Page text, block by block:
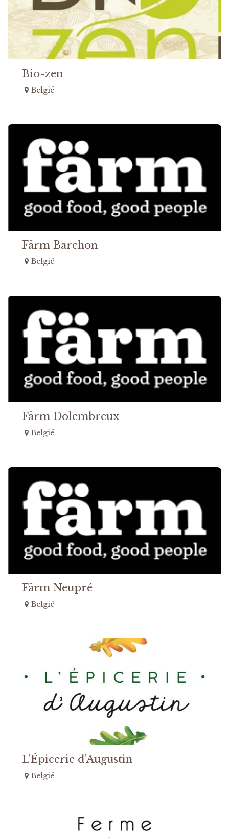
Bio-zen
België
Färm Barchon
België
Färm Dolembreux
België
Färm Neupré
België
L'Épicerie d'Augustin
België